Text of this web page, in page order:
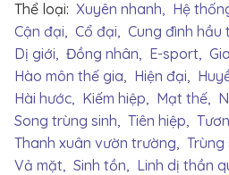
Thể loại: Xuyên nhanh, Hệ
Cận đại, Cổ đại, Cung đình hầu
Dị giới, Đồng nhân, E-sport,
Hào môn thế gia, Hiện đại,
Hài hước, Kiếm hiệp, Mạt thế,
Song trùng sinh, Tiên hiệp,
Thanh xuân vườn trường, Trùng
Vả mặt, Sinh tồn, Linh dị thần